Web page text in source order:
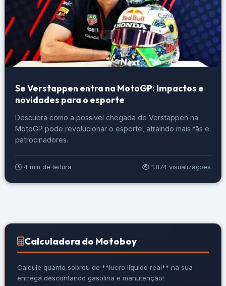
Se Verstappen entra na MotoGP: Impactos e
novidades para o esporte
Descubra como a possível chegada de Verstappen na
MotoGP pode revolucionar o esporte, atraindo mais fãs e
patrocinadores.
4 min de leitura 1.874 visualizações
Calculadora do Motoboy
Calcule quanto sobrou de **lucro líquido real** na sua
entrega descontando gasolina e manutenção!